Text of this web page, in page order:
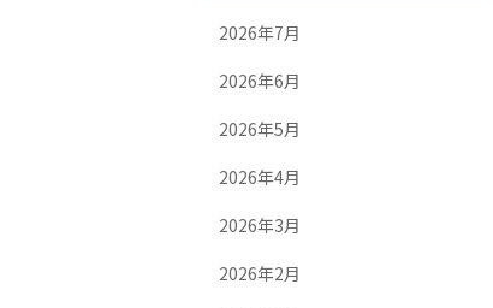
2026年7月
2026年6月
2026年5月
2026年4月
2026年3月
2026年2月